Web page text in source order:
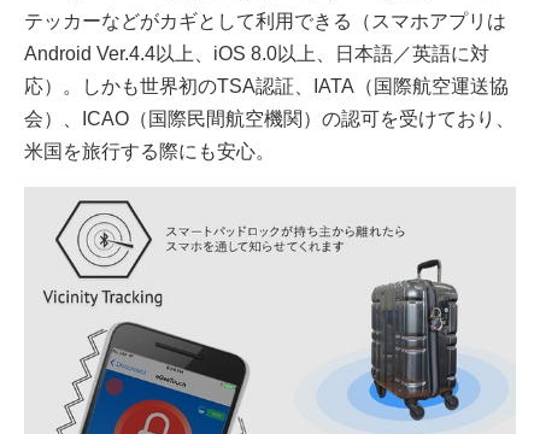
テッカーなどがカギとして利用できる（スマホアプリは
Android Ver.4.4以上、iOS 8.0以上、日本語／英語に対
応）。しかも世界初のTSA認証、IATA（国際航空運送協
会）、ICAO（国際民間航空機関）の認可を受けており、
米国を旅行する際にも安心。